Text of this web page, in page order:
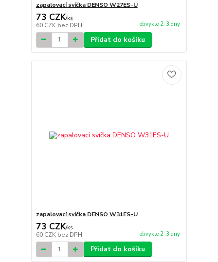
zapalovací svíčka DENSO W27ES-U
73 CZK/ks
60 CZK bez DPH obvykle 2-3 dny
Přidat do košíku
zapalovací svíčka DENSO W31ES-U
73 CZK/ks
60 CZK bez DPH obvykle 2-3 dny
Přidat do košíku